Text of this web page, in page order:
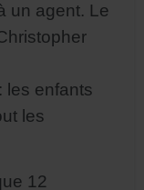
un agent. Le
les enfants
les
12